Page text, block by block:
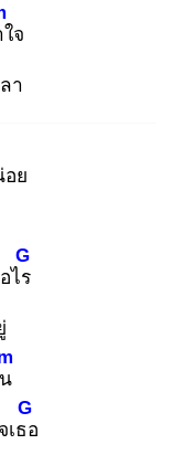
ใจ
า
อย
ไร
G
เธอ
G